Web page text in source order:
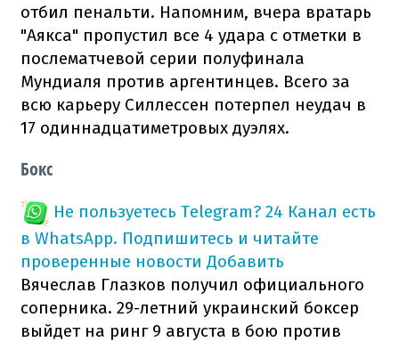
отбил пенальти. Напомним, вчера вратарь
"Аякса" пропустил все 4 удара с отметки в
послематчевой серии полуфинала
Мундиаля против аргентинцев. Всего за
всю карьеру Силлессен потерпел неудач в
17 одиннадцатиметровых дуэлях.
Бокс
Не пользуетесь Telegram? 24 Канал есть
в WhatsApp. Подпишитесь и читайте
проверенные новости Добавить
Вячеслав Глазков получил официального
соперника. 29-летний украинский боксер
выйдет на ринг 9 августа в бою против